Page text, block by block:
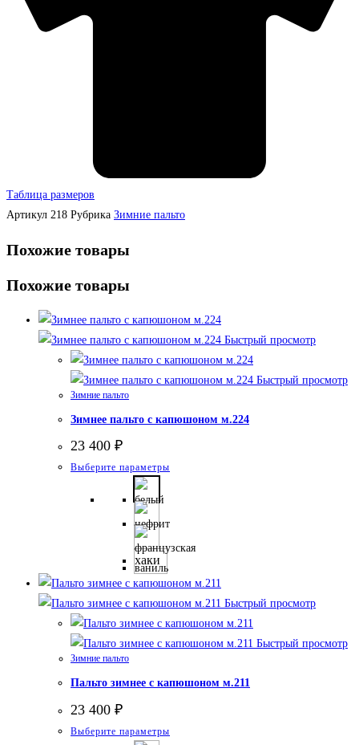
Таблица размеров
Артикул 218 Рубрика Зимние пальто
Похожие товары
Похожие товары
Быстрый просмотр
Быстрый просмотр
Зимние пальто
Зимнее пальто с капюшоном м.224
23 400 ₽
Выберите параметры
несколько
вариаций.
можно
выбрать
на
странице
хаки
Быстрый просмотр
Быстрый просмотр
Зимние пальто
Пальто зимнее с капюшоном м.211
23 400 ₽
Выберите параметры